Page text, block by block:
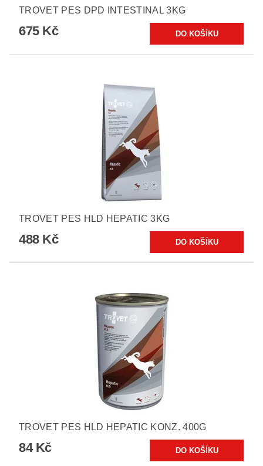
TROVET PES DPD INTESTINAL 3KG
675 Kč
TROVET PES HLD HEPATIC 3KG
488 Kč
TROVET PES HLD HEPATIC KONZ. 400G
84 Kč